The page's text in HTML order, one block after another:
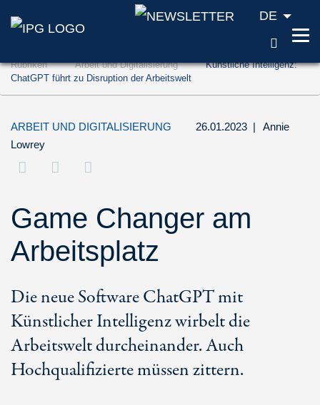
Zum Inhalt springen (Accesskey '1')
Zur Suche springen (Accesskey '2')
DE
Rubriken Arbeit und Digitalisierung
Künstliche Intelligenz:
ChatGPT führt zu Disruption der Arbeitswelt
ARBEIT UND DIGITALISIERUNG 26.01.2023 |
Annie
Lowrey
Game Changer am
Arbeitsplatz
Die neue Software ChatGPT mit
Künstlicher Intelligenz wirbelt die
Arbeitswelt durcheinander. Auch
Hochqualifizierte müssen zittern.